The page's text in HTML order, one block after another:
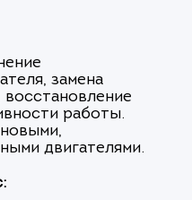
замена
работы.
двигателями.